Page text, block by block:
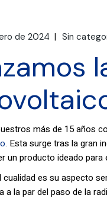
de 2024 Sin
más de 15 años
. Esta surge tras la gran
un producto ideado para
cualidad es su aspecto
a la par del paso de la